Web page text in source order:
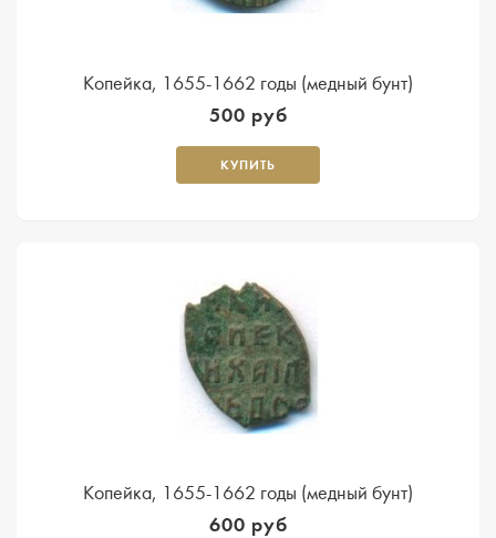
Копейка, 1655-1662 годы (медный бунт)
500 руб
КУПИТЬ
Копейка, 1655-1662 годы (медный бунт)
600 руб